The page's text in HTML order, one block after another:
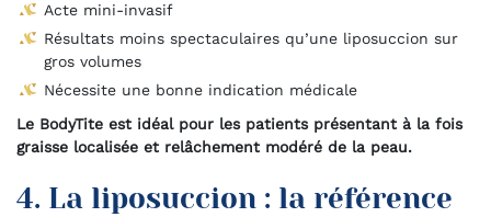
Acte mini-invasif
Résultats moins spectaculaires qu’une liposuccion sur
gros volumes
Nécessite une bonne indication médicale
Le BodyTite est idéal pour les patients présentant à la fois
graisse localisée et relâchement modéré de la peau.
4. La liposuccion : la référence